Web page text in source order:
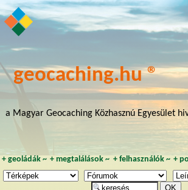
geocaching.hu ®
a Magyar Geocaching Közhasznú Egyesület
+ geoládák~ +megtalálások ~ + felhasználók~ +